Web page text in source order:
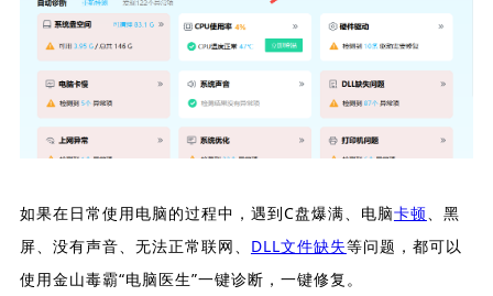
如果在日常使用电脑的过程中，遇到C盘爆满、电脑卡顿、黑
屏、没有声音、无法正常联网、 DLL文件缺失等问题，都可以
使用金山毒霸“电脑医生”一键诊断，一键修复。